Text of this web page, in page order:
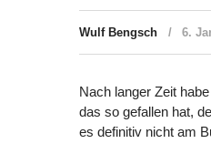
Wulf Bengsch 6.
Nach langer Zeit
das so gefallen hat,
es definitiv nicht am